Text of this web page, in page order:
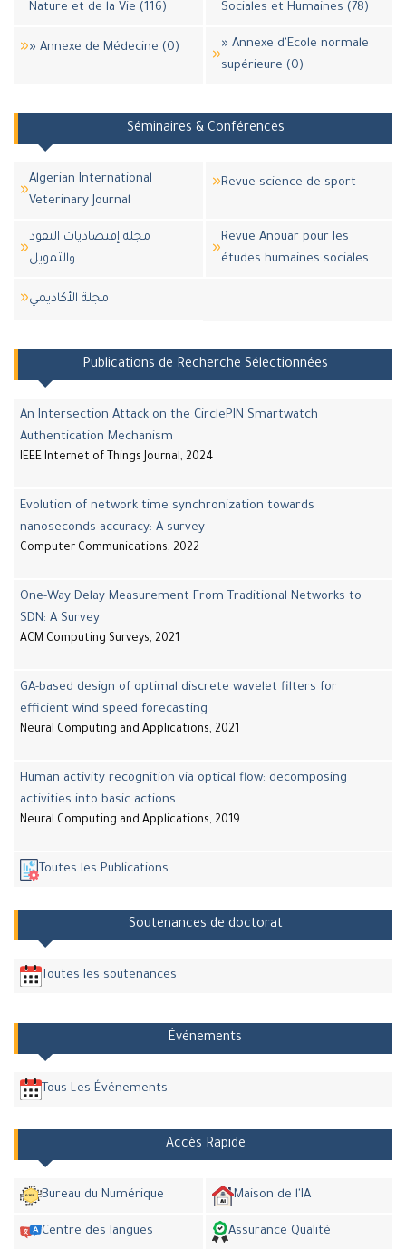
Nature et de la Vie (116) Sociales et Humaines (78)
» Annexe de Médecine (0)
» Annexe d'Ecole normale
supérieure (0)
Séminaires & Conférences
Algerian International
Veterinary Journal
Revue science de sport
مجلة إقتصاديات النقود
والتمويل
Revue Anouar pour les
études humaines sociales
مجلة اﻷكاديمي
Publications de Recherche Sélectionnées
An Intersection Attack on the CirclePIN Smartwatch
Authentication Mechanism
IEEE Internet of Things Journal, 2024
Evolution of network time synchronization towards
nanoseconds accuracy: A survey
Computer Communications, 2022
One-Way Delay Measurement From Traditional Networks to
SDN: A Survey
ACM Computing Surveys, 2021
GA-based design of optimal discrete wavelet filters for
efficient wind speed forecasting
Neural Computing and Applications, 2021
Human activity recognition via optical flow: decomposing
activities into basic actions
Neural Computing and Applications, 2019
Toutes les Publications
Soutenances de doctorat
Toutes les soutenances
Événements
Tous Les Événements
Accès Rapide
Bureau du Numérique Maison de l'IA
Centre des langues Assurance Qualité